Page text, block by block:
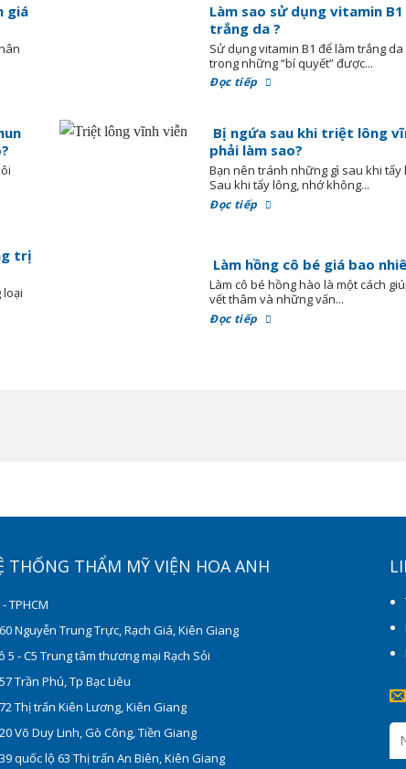
giá
Làm sao sử dụng vitamin
trắng da ?
Sử dụng vitamin B1 để làm trắng
trong những “bí quyết” được...
Đọc tiếp
Bị ngứa sau khi triệt lông
phải làm sao?
Bạn nên tránh những gì sau khi tẩy
Sau khi tẩy lông, nhớ không...
Đọc tiếp
trị
Làm hồng cô bé giá bao
Làm cô bé hồng hào là một cách
vết thâm và những vấn...
Đọc tiếp
THỐNG THẨM MỸ VIỆN HOA ANH
TPHCM
Nguyễn Trung Trực, Rạch Giá, Kiên Giang
5 - C5 Trung tâm thương mại Rạch Sỏi
Trần Phú, Tp Bạc Liêu
Thị trấn Kiên Lương, Kiên Giang
Võ Duy Linh, Gò Công, Tiền Giang
quốc lộ 63 Thị trấn An Biên, Kiên Giang